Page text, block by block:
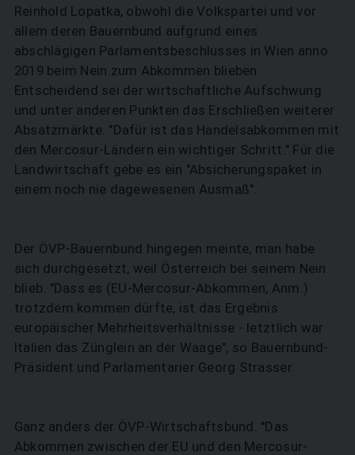
Reinhold Lopatka, obwohl die Volkspartei und vor
allem deren Bauernbund aufgrund eines
abschlägigen Parlamentsbeschlusses in Wien anno
2019 beim Nein zum Abkommen blieben.
Entscheidend sei der wirtschaftliche Aufschwung
und unter anderen Punkten das Erschließen weiterer
Absatzmärkte. "Dafür ist das Handelsabkommen mit
den Mercosur-Ländern ein wichtiger Schritt." Für die
Landwirtschaft gebe es ein "Absicherungspaket in
einem noch nie dagewesenen Ausmaß".
Der ÖVP-Bauernbund hingegen meinte, man habe
sich durchgesetzt, weil Österreich bei seinem Nein
blieb. "Dass es (EU-Mercosur-Abkommen, Anm.)
trotzdem kommen dürfte, ist das Ergebnis
europäischer Mehrheitsverhältnisse - letztlich war
Italien das Zünglein an der Waage", so Bauernbund-
Präsident und Parlamentarier Georg Strasser.
Ganz anders der ÖVP-Wirtschaftsbund. "Das
Abkommen zwischen der EU und den Mercosur-